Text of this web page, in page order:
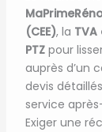
(CEE), la TVA
PTZpour
auprès d’un
devis
service
Exiger une